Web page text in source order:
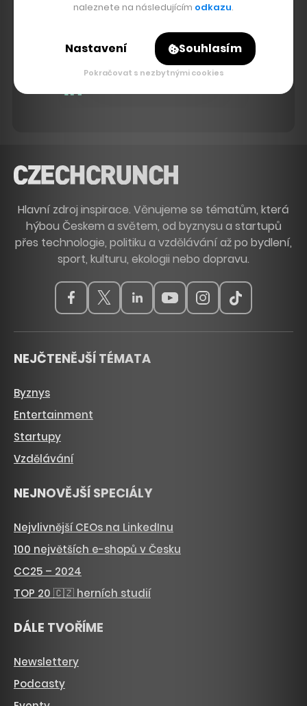
Bitcoin (BTC)
Hlavní zdroj inspirace. Věnujeme se tématům, která
hýbou Českem a světem, od byznysu a startupů
přes technologie, politiku a vzdělávání až po bydlení,
sport, kulturu, ekologii nebo dopravu.
NEJČTENĚJŠÍ TÉMATA
Byznys
Entertainment
Startupy
Vzdělávání
NEJNOVĚJŠÍ SPECIÁLY
Nejvlivnější CEOs na LinkedInu
100 největších e-shopů v Česku
CC25 – 2024
TOP 20 🇨🇿 herních studií
DÁLE TVOŘÍME
Newslettery
Podcasty
naleznete na následujícím odkazu.
Nastavení Souhlasím
Pokračovat s nezbytnými cookies